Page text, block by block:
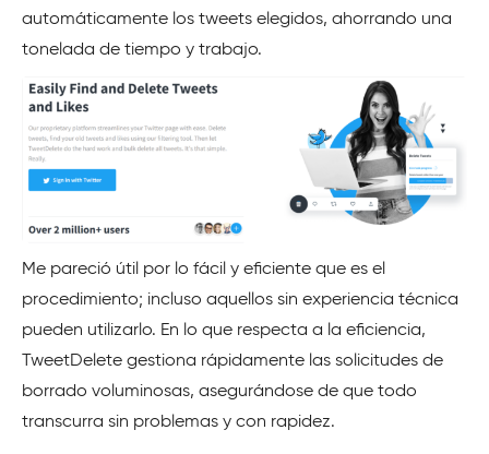
automáticamente los tweets elegidos, ahorrando una
tonelada de tiempo y trabajo.
Me pareció útil por lo fácil y eficiente que es el
procedimiento; incluso aquellos sin experiencia técnica
pueden utilizarlo. En lo que respecta a la eficiencia,
TweetDelete gestiona rápidamente las solicitudes de
borrado voluminosas, asegurándose de que todo
transcurra sin problemas y con rapidez.